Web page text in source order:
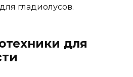
гладиолусов.
для